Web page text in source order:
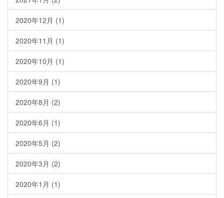
2020年12月 (1)
2020年11月 (1)
2020年10月 (1)
2020年9月 (1)
2020年8月 (2)
2020年6月 (1)
2020年5月 (2)
2020年3月 (2)
2020年1月 (1)